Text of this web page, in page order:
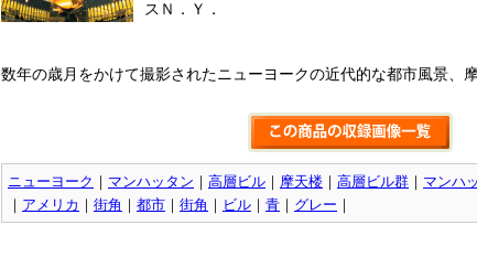
スＮ．Ｙ．
数年の歳月をかけて撮影されたニューヨークの近代的な都市風景、
ニューヨーク ｜ マンハッタン ｜ 高層ビル ｜ 摩天楼 ｜ 高層ビル群 ｜ マンハ
｜ アメリカ ｜ 街角 ｜ 都市 ｜ 街角 ｜ ビル ｜ 青 ｜ グレー ｜